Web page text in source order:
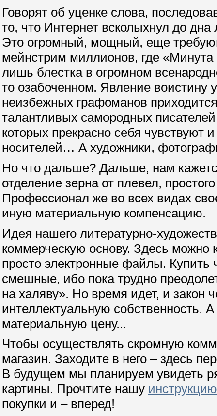
Говорят об уценке слова,
то, что Интернет всколыхнул до
Это огромный, мощный, еще
мейнстрим миллионов, где
лишь блестка в огромном
то озабоченном. Явление воистину
неизбежных графоманов
талантливых самородных
которых прекрасно себя чувствуют
носителей… А художники,
Но что дальше? Дальше, нам
отделение зерна от плевел,
Профессионал же во всех видах
иную материальную компенсацию.
Идея нашего литературно-
коммерческую основу. Здесь можно
просто электронные файлы. Купить
смешные, ибо пока трудно
на халяву». Но время идет, и закон
интеллектуальную собственность.
материальную цену...
Чтобы осуществлять скромную
магазин. Заходите в него – здесь
В будущем мы планируем увидеть
картины. Прочтите нашу инструкцию
покупки и – вперед!